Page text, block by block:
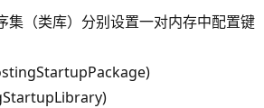
集（类库）分别设置一对内存中配置键